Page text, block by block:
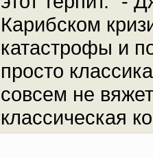
Карибском
катастрофы и
просто
совсем не
классическая